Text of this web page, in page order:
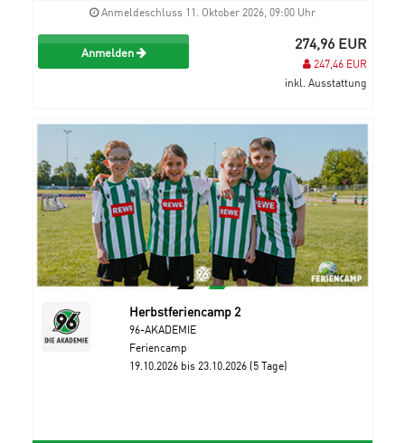
Anmeldeschluss 11. Oktober 2026, 09:00 Uhr
Anmelden 274,96 EUR
247,46 EUR
inkl. Ausstattung
Herbstferiencamp 2
96-AKADEMIE
Feriencamp
19.10.2026 bis 23.10.2026 (5 Tage)